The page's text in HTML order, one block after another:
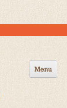
Menu